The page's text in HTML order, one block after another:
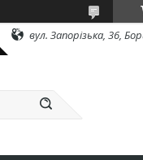
вул. Запорізька, 36,